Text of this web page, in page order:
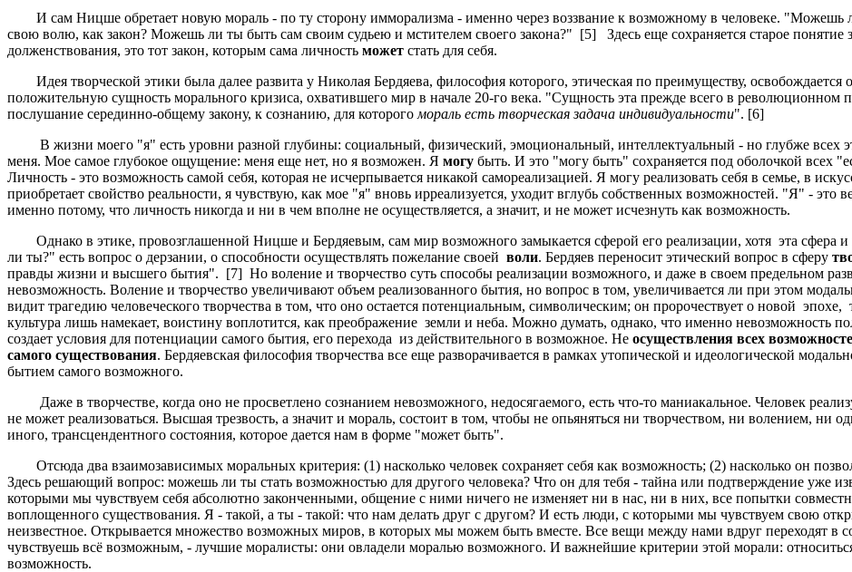
И сам Ницше обретает новую мораль - по ту сторону имморализма - именно через воззвание к возможному в человеке. "Можешь ли
свою волю, как закон? Можешь ли ты быть сам своим судьею и мстителем своего закона?" [5] Здесь еще сохраняется старое
долженствования, это тот закон, которым сама личность может стать для себя.
Идея творческой этики была далее развита у Николая Бердяева, философия которого, этическая по преимуществу, освобождается
положительную сущность морального кризиса, охватившего мир в начале 20-го века. "Сущность эта прежде всего в революционном
послушание серединно-общему закону, к сознанию, для которого мораль есть творческая задача индивидуальности". [6]
В жизни моего "я" есть уровни разной глубины: социальный, физический, эмоциональный, интеллектуальный - но глубже всех
меня. Мое самое глубокое ощущение: меня еще нет, но я возможен. Я могу быть. И это "могу быть" сохраняется под оболочкой всех
Личность - это возможность самой себя, которая не исчерпывается никакой самореализацией. Я могу реализовать себя в семье, в
приобретает свойство реальности, я чувствую, как мое "я" вновь ирреализуется, уходит вглубь собственных возможностей. "Я" - это
именно потому, что личность никогда и ни в чем вполне не осуществляется, а значит, и не может исчезнуть как возможность.
Однако в этике, провозглашенной Ницше и Бердяевым, сам мир возможного замыкается сферой его реализации, хотя эта сфера
ли ты?" есть вопрос о дерзании, о способности осуществлять пожелание своей воли. Бердяев переносит этический вопрос в сферу
правды жизни и высшего бытия". [7] Но воление и творчество суть способы реализации возможного, и даже в своем предельном
невозможность. Воление и творчество увеличивают объем реализованного бытия, но вопрос в том, увеличивается ли при этом
видит трагедию человеческого творчества в том, что оно остается потенциальным, символическим; он пророчествует о новой
культура лишь намекает, воистину воплотится, как преображение земли и неба. Можно думать, однако, что именно невозможность
создает условия для потенциации самого бытия, его перехода из действительного в возможное. Не осуществления всех
самого существования. Бердяевская философия творчества все еще разворачивается в рамках утопической и идеологической
бытием самого возможного.
Даже в творчестве, когда оно не просветлено сознанием невозможного, недосягаемого, есть что-то маниакальное. Человек
не может реализоваться. Высшая трезвость, а значит и мораль, состоит в том, чтобы не опьяняться ни творчеством, ни волением, ни
иного, трансцендентного состояния, которое дается нам в форме "может быть".
Отсюда два взаимозависимых моральных критерия: (1) насколько человек сохраняет себя как возможность; (2) насколько он
Здесь решающий вопрос: можешь ли ты стать возможностью для другого человека? Что он для тебя - тайна или подтверждение уже
которыми мы чувствуем себя абсолютно законченными, общение с ними ничего не изменяет ни в нас, ни в них, все попытки
воплощенного существования. Я - такой, а ты - такой: что нам делать друг с другом? И есть люди, с которыми мы чувствуем свою
неизвестное. Открывается множество возможных миров, в которых мы можем быть вместе. Все вещи между нами вдруг переходят в
чувствуешь всё возможным, - лучшие моралисты: они овладели моралью возможного. И важнейшие критерии этой морали:
возможность.